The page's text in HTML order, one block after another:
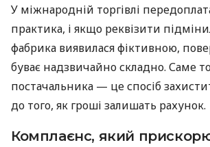
У міжнародній торгівлі
практика, і якщо реквізити
фабрика виявилася фіктивною,
буває надзвичайно складно. Саме
постачальника — це спосіб
до того, як гроші залишать рахунок.
Комплаєнс, який